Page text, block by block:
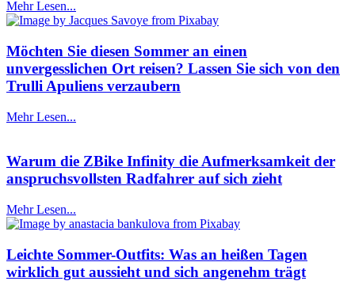
Mehr Lesen...
Möchten Sie diesen Sommer an einen
unvergesslichen Ort reisen? Lassen Sie sich von den
Trulli Apuliens verzaubern
Mehr Lesen...
Warum die ZBike Infinity die Aufmerksamkeit der
anspruchsvollsten Radfahrer auf sich zieht
Mehr Lesen...
Leichte Sommer-Outfits: Was an heißen Tagen
wirklich gut aussieht und sich angenehm trägt